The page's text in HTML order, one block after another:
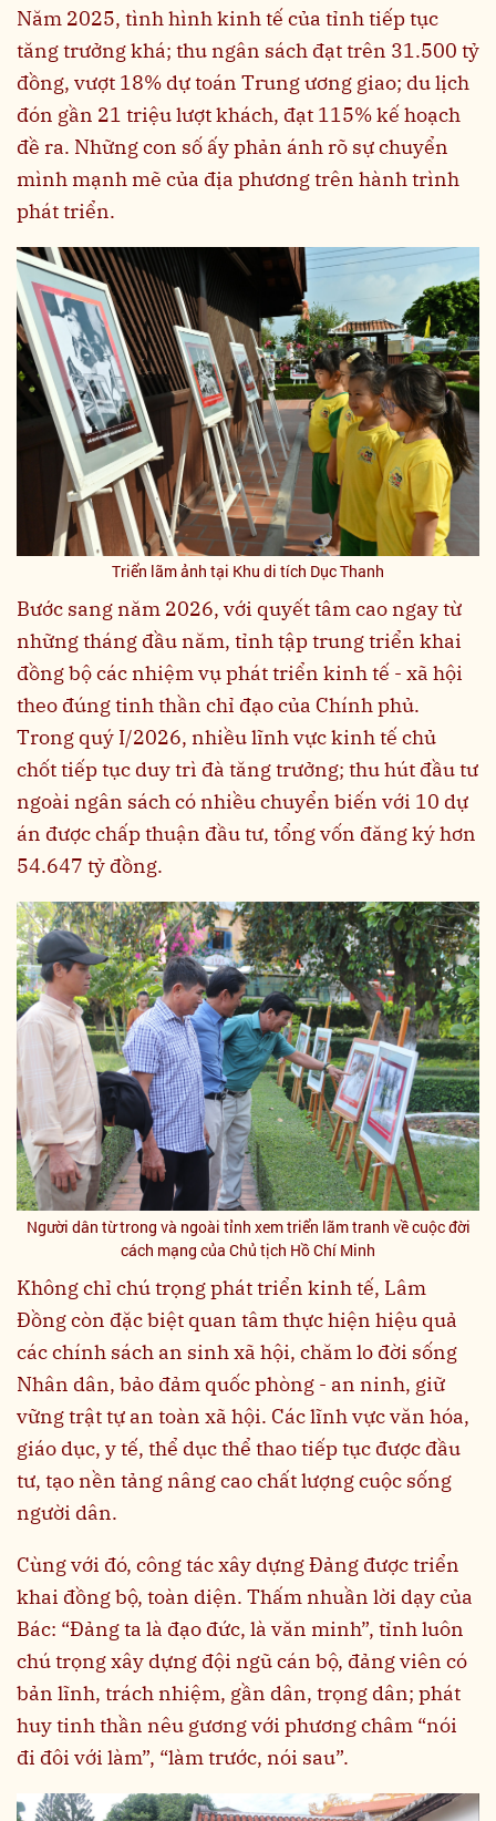
Năm 2025, tình hình kinh tế của tỉnh tiếp tục
tăng trưởng khá; thu ngân sách đạt trên 31.500 tỷ
đồng, vượt 18% dự toán Trung ương giao; du lịch
đón gần 21 triệu lượt khách, đạt 115% kế hoạch
đề ra. Những con số ấy phản ánh rõ sự chuyển
mình mạnh mẽ của địa phương trên hành trình
phát triển.
Triển lãm ảnh tại Khu di tích Dục Thanh
Bước sang năm 2026, với quyết tâm cao ngay từ
những tháng đầu năm, tỉnh tập trung triển khai
đồng bộ các nhiệm vụ phát triển kinh tế - xã hội
theo đúng tinh thần chỉ đạo của Chính phủ.
Trong quý I/2026, nhiều lĩnh vực kinh tế chủ
chốt tiếp tục duy trì đà tăng trưởng; thu hút đầu tư
ngoài ngân sách có nhiều chuyển biến với 10 dự
án được chấp thuận đầu tư, tổng vốn đăng ký hơn
54.647 tỷ đồng.
Người dân từ trong và ngoài tỉnh xem triển lãm tranh về cuộc đời
cách mạng của Chủ tịch Hồ Chí Minh
Không chỉ chú trọng phát triển kinh tế, Lâm
Đồng còn đặc biệt quan tâm thực hiện hiệu quả
các chính sách an sinh xã hội, chăm lo đời sống
Nhân dân, bảo đảm quốc phòng - an ninh, giữ
vững trật tự an toàn xã hội. Các lĩnh vực văn hóa,
giáo dục, y tế, thể dục thể thao tiếp tục được đầu
tư, tạo nền tảng nâng cao chất lượng cuộc sống
người dân.
Cùng với đó, công tác xây dựng Đảng được triển
khai đồng bộ, toàn diện. Thấm nhuần lời dạy của
Bác: “Đảng ta là đạo đức, là văn minh”, tỉnh luôn
chú trọng xây dựng đội ngũ cán bộ, đảng viên có
bản lĩnh, trách nhiệm, gần dân, trọng dân; phát
huy tinh thần nêu gương với phương châm “nói
đi đôi với làm”, “làm trước, nói sau”.